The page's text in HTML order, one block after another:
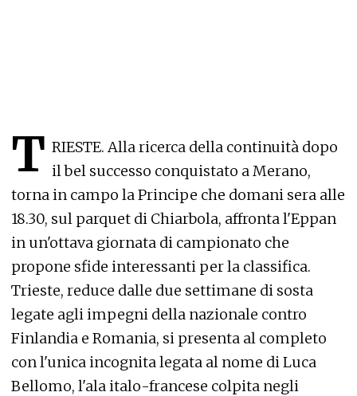
T RIESTE. Alla ricerca della continuità dopo
il bel successo conquistato a Merano,
torna in campo la Principe che domani sera alle
18.30, sul parquet di Chiarbola, affronta l'Eppan
in un'ottava giornata di campionato che
propone sfide interessanti per la classifica.
Trieste, reduce dalle due settimane di sosta
legate agli impegni della nazionale contro
Finlandia e Romania, si presenta al completo
con l'unica incognita legata al nome di Luca
Bellomo, l'ala italo-francese colpita negli